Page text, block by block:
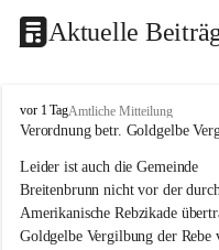
Aktuelle
B
r
i
t
e
n
vor 1 TagAmtliche Mitteilung
Verordnung betr. Goldgelbe
Leider ist auch die Gemeinde
Breitenbrunn nicht vor der
Amerikanische Rebzikade
Goldgelbe Vergilbung der Rebe